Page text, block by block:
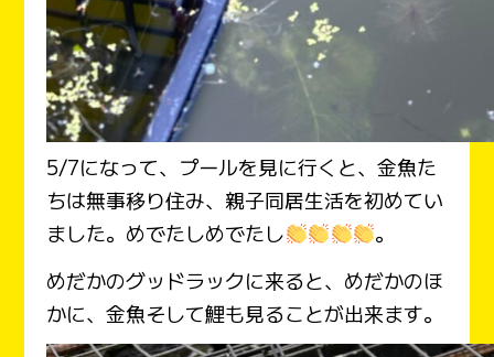
5/7になって、プールを見に行くと、金魚た
ちは無事移り住み、親子同居生活を初めてい
ました。めでたしめでたし
。
めだかのグッドラックに来ると、めだかのほ
かに、金魚そして鯉も見ることが出来ます。